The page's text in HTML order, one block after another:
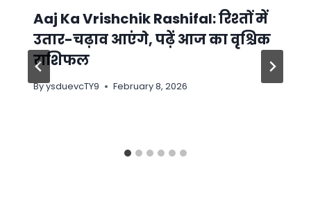
Aaj Ka Vrishchik Rashifal: रिश्तों में
उतार-चढ़ाव आएंगे, पढ़ें आज का वृश्चिक
राशिफल
ByysduevcTY9 February 8, 2026